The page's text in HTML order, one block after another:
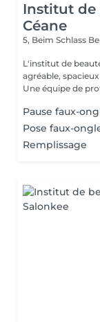
Institut de
Céane
5, Beim Schlass
L'institut de
agréable,
Une équipe de
Pause faux-
Pose faux-
Remplissage